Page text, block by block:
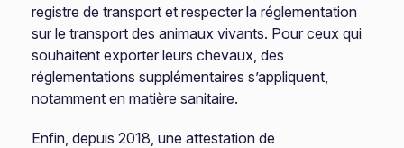
registre de transport et respecter la réglementation
sur le transport des animaux vivants. Pour ceux qui
souhaitent exporter leurs chevaux, des
réglementations supplémentaires s’appliquent,
notamment en matière sanitaire.
Enfin, depuis 2018, une attestation de